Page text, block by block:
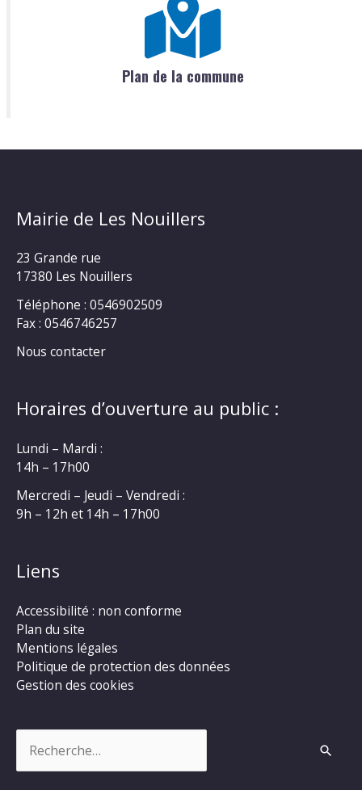
Plan de la commune
Mairie de Les Nouillers
23 Grande rue
17380 Les Nouillers
Téléphone : 0546902509
Fax : 0546746257
Nous contacter
Horaires d’ouverture au public :
Lundi – Mardi :
14h – 17h00
Mercredi – Jeudi – Vendredi :
9h – 12h et 14h – 17h00
Liens
Accessibilité : non conforme
Plan du site
Mentions légales
Politique de protection des données
Gestion des cookies